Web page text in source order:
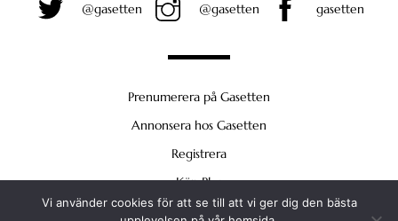
@gasetten @gasetten gasetten
Prenumerera på Gasetten
Annonsera hos Gasetten
Registrera
Köp Plus
Vi använder cookies för att se till att vi ger dig den bästa